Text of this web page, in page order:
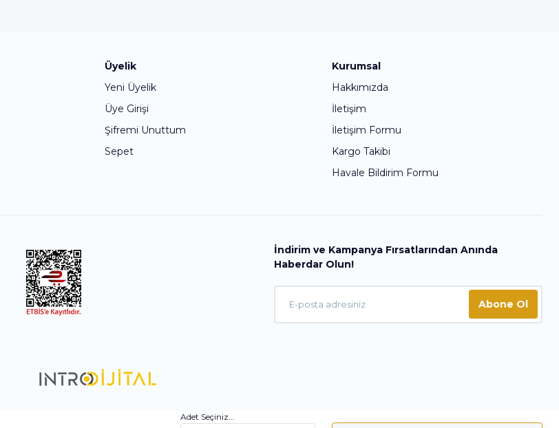
Yorum Yaz
Adet Seçiniz...
Üyelik
Yeni Üyelik
Üye Girişi
Şifremi Unuttum
Sepet
Kurumsal
Hakkımızda
İletişim
İletişim Formu
Kargo Takibi
Havale Bildirim Formu
İndirim ve Kampanya Fırsatlarından Anında
Haberdar Olun!
Abone Ol